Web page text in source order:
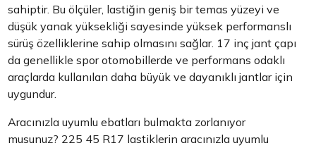
sahiptir. Bu ölçüler, lastiğin geniş bir temas yüzeyi ve
düşük yanak yüksekliği sayesinde yüksek performanslı
sürüş özelliklerine sahip olmasını sağlar. 17 inç jant çapı
da genellikle spor otomobillerde ve performans odaklı
araçlarda kullanılan daha büyük ve dayanıklı jantlar için
uygundur.
Aracınızla uyumlu ebatları bulmakta zorlanıyor
musunuz? 225 45 R17 lastiklerin aracınızla uyumlu